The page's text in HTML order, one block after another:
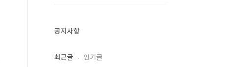
공지사항
최근글 인기글